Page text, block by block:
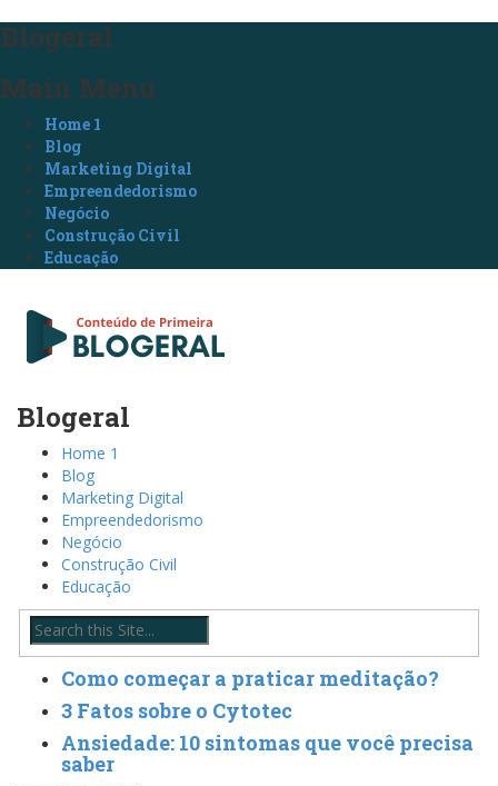
Blogeral
Main Menu
Home 1
Blog
Marketing Digital
Empreendedorismo
Negócio
Construção Civil
Educação
Blogeral
Home 1
Blog
Marketing Digital
Empreendedorismo
Negócio
Construção Civil
Educação
Como começar a praticar meditação?
3 Fatos sobre o Cytotec
Ansiedade: 10 sintomas que você precisa
saber